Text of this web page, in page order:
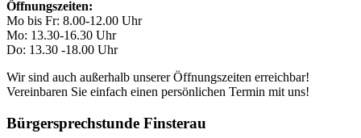
Öffnungszeiten:
Mo bis Fr: 8.00-12.00 Uhr
Mo: 13.30-16.30 Uhr
Do: 13.30 -18.00 Uhr
Wir sind auch außerhalb unserer Öffnungszeiten erreichbar!
Vereinbaren Sie einfach einen persönlichen Termin mit uns!
Bürgersprechstunde Finsterau